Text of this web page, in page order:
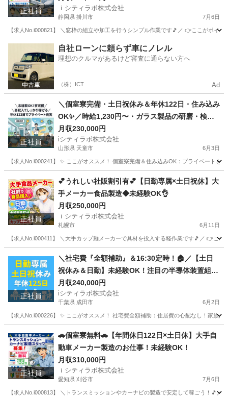
正社員 ｉシティラボ株式会社
静岡県 掛川市 7月6日
【求人No.i000821】 ＼窓枠の組立や加工を行うシンプル作業です🎵／ 👉ここがポイ
その他
自社ローンに頼らず車にノレル
理想のクルマがあるけど審査に通らない方へ
（株）ICT Ad
正社員
＼個室寮完備・土日祝休み＆年休122日・住み込み
OK✨／時給1,230円〜・ガラス製品の研磨・検査
スタッフ募集！
月収230,000円
iシティラボ株式会社
山形県 天童市 6月3日
【求人No.i000241】 ✨ ここがオススメ！ 個室寮完備＆住み込みOK：プライベート
その他 住み込み
正社員
💕うれしい社販割引有💕【日勤専属×土日祝休】大
手メーカー食品製造◆未経験OK👌
月収250,000円
ｉシティラボ株式会社
札幌市 6月11日
【求人No.i000411】 ＼大手カップ麺メーカーで具材を投入する軽作業です🎵／ 👉こ
その他 未経験
正社員
＼社宅費『全額補助』＆16:30定時！🏠／【土日
祝休み＆日勤】未経験OK！注目の半導体装置組立
スタッフ募集✨
月収240,000円
iシティラボ株式会社
千葉県 成田市 6月2日
【求人No.i000226】 ✨ ここがオススメ！ 社宅費全額補助：住居費の心配なし！家族
その他 未経験
正社員
🚗個室寮無料🚗【年間休日122日×土日休】大手自
動車メーカー製造のお仕事！未経験OK！
月収310,000円
ｉシティラボ株式会社
愛知県 刈谷市 7月6日
【求人No.i000813】 ＼トランスミッションやカーナビの製造で安定して稼ごう！🎵